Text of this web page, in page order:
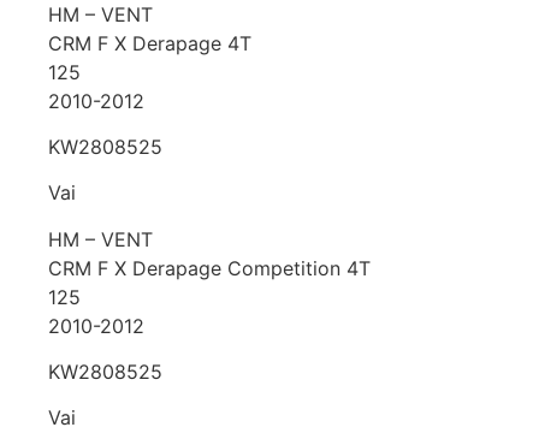
HM – VENT
CRM F X Derapage 4T
125
2010-2012
KW2808525
Vai
HM – VENT
CRM F X Derapage Competition 4T
125
2010-2012
KW2808525
Vai